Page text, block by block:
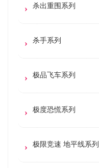
杀出重围系列
杀手系列
极品飞车系列
极度恐慌系列
极限竞速 地平线系列